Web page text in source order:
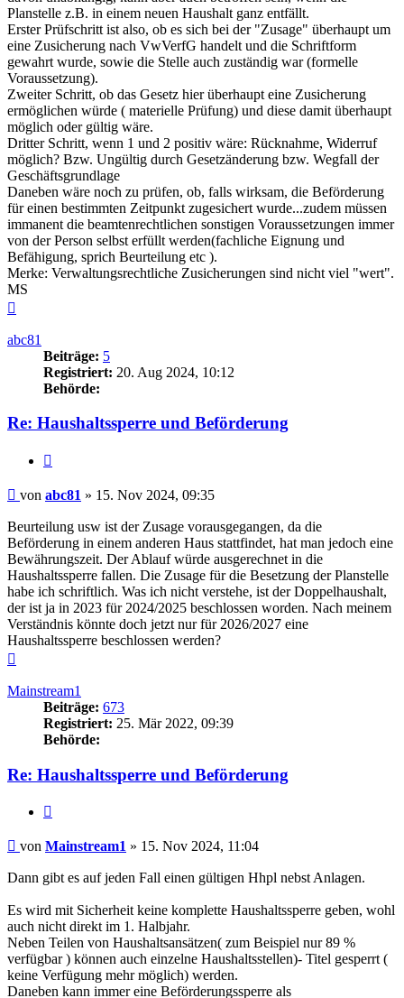
Planstelle z.B. in einem neuen Haushalt ganz entfällt.
Erster Prüfschritt ist also, ob es sich bei der "Zusage" überhaupt um
eine Zusicherung nach VwVerfG handelt und die Schriftform
gewahrt wurde, sowie die Stelle auch zuständig war (formelle
Voraussetzung).
Zweiter Schritt, ob das Gesetz hier überhaupt eine Zusicherung
ermöglichen würde ( materielle Prüfung) und diese damit überhaupt
möglich oder gültig wäre.
Dritter Schritt, wenn 1 und 2 positiv wäre: Rücknahme, Widerruf
möglich? Bzw. Ungültig durch Gesetzänderung bzw. Wegfall der
Geschäftsgrundlage
Daneben wäre noch zu prüfen, ob, falls wirksam, die Beförderung
für einen bestimmten Zeitpunkt zugesichert wurde...zudem müssen
immanent die beamtenrechtlichen sonstigen Voraussetzungen immer
von der Person selbst erfüllt werden(fachliche Eignung und
Befähigung, sprich Beurteilung etc ).
Merke: Verwaltungsrechtliche Zusicherungen sind nicht viel "wert".
MS
abc81
Beiträge: 5
Registriert: 20. Aug 2024, 10:12
Behörde:
Re: Haushaltssperre und Beförderung
Beitrag
von abc81 » 15. Nov 2024, 09:35
Beurteilung usw ist der Zusage vorausgegangen, da die
Beförderung in einem anderen Haus stattfindet, hat man jedoch eine
Bewährungszeit. Der Ablauf würde ausgerechnet in die
Haushaltssperre fallen. Die Zusage für die Besetzung der Planstelle
habe ich schriftlich. Was ich nicht verstehe, ist der Doppelhaushalt,
der ist ja in 2023 für 2024/2025 beschlossen worden. Nach meinem
Verständnis könnte doch jetzt nur für 2026/2027 eine
Haushaltssperre beschlossen werden?
Mainstream1
Beiträge: 673
Registriert: 25. Mär 2022, 09:39
Behörde:
Re: Haushaltssperre und Beförderung
Beitrag
von Mainstream1 » 15. Nov 2024, 11:04
Dann gibt es auf jeden Fall einen gültigen Hhpl nebst Anlagen.
Es wird mit Sicherheit keine komplette Haushaltssperre geben, wohl
auch nicht direkt im 1. Halbjahr.
Neben Teilen von Haushaltsansätzen( zum Beispiel nur 89 %
verfügbar ) können auch einzelne Haushaltsstellen)- Titel gesperrt (
keine Verfügung mehr möglich) werden.
Daneben kann immer eine Beförderungssperre als